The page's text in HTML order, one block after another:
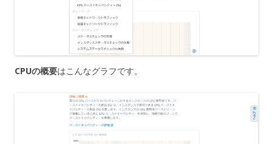
CPUの概要はこんなグラフです。